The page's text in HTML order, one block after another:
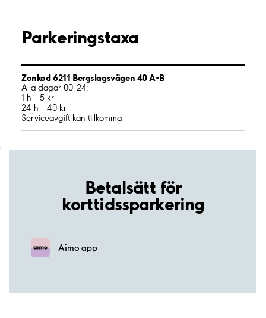
Parkeringstaxa
Zonkod 6211 Bergslagsvägen 40 A-B
Alla dagar 00-24:
1 h - 5 kr
24 h - 40 kr
Serviceavgift kan tillkomma
;
Betalsätt för
korttidssparkering
Aimo app